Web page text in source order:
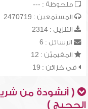
ملحوظة : ---
المستمعين : 2470719
التنزيل : 2314
الرسائل : 6
المقيميّن : 12
في خزائن : 19
( أنشودة من
الحجيج )